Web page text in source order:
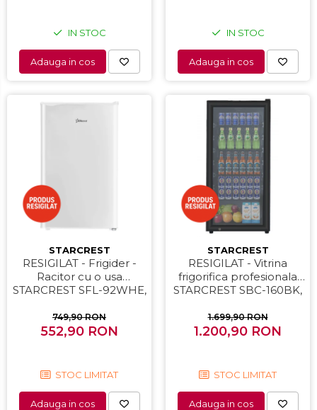
IN STOC
Adauga in cos
IN STOC
Adauga in cos
STARCREST
RESIGILAT - Frigider -
Racitor cu o usa
STARCREST SFL-92WHE,
Iluminare interioara,H 83
cm, Alb
749,90 RON
552,90 RON
STOC LIMITAT
Adauga in cos
STARCREST
RESIGILAT - Vitrina
frigorifica profesionala
STARCREST SBC-160BK,
Iluminare LED, H 104 cm,
Negru
1.699,90 RON
1.200,90 RON
STOC LIMITAT
Adauga in cos